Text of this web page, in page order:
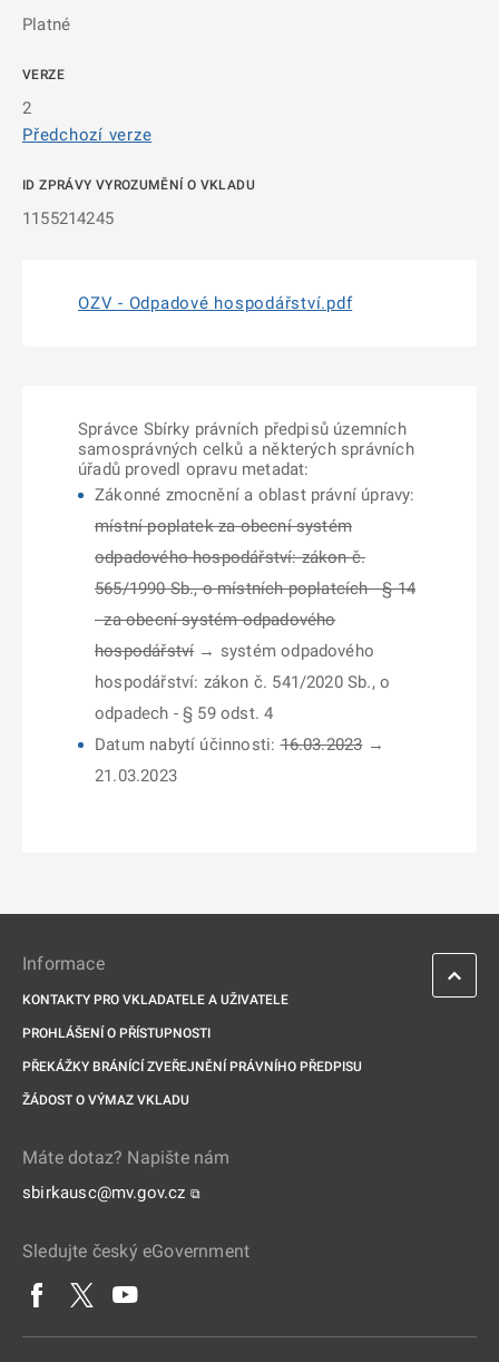
Platné
VERZE
2
Předchozí verze
ID ZPRÁVY VYROZUMĚNÍ O VKLADU
1155214245
OZV - Odpadové hospodářství.pdf
Správce Sbírky právních předpisů územních
samosprávných celků a některých správních
úřadů provedl opravu metadat:
Zákonné zmocnění a oblast právní úpravy:
místní poplatek za obecní systém
odpadového hospodářství: zákon č.
565/1990 Sb., o místních poplatcích - § 14
- za obecní systém odpadového
hospodářství→ systém odpadového
hospodářství: zákon č. 541/2020 Sb., o
odpadech - § 59 odst. 4
Datum nabytí účinnosti:16.03.2023→
21.03.2023
Informace
KONTAKTY PRO VKLADATELE A UŽIVATELE
PROHLÁŠENÍ O PŘÍSTUPNOSTI
PŘEKÁŽKY BRÁNÍCÍ ZVEŘEJNĚNÍ PRÁVNÍHO PŘEDPISU
ŽÁDOST O VÝMAZ VKLADU
Máte dotaz? Napište nám
sbirkausc@mv.gov.cz ⧉
Sledujte český eGovernment